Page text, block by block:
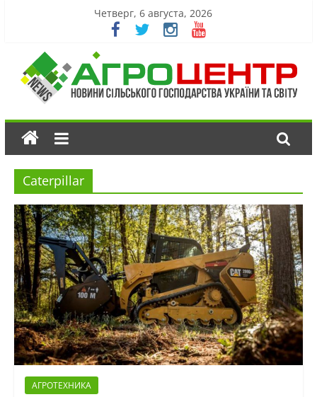
Четверг, 6 августа, 2026
Caterpillar
АГРОТЕХНИКА